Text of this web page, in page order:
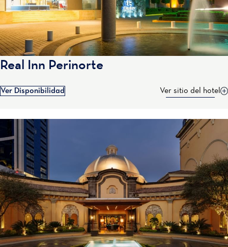
Real Inn Perinorte
Ver Disponibilidad Ver sitio del hotel